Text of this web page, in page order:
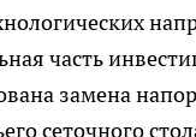
часть
замена
сеточного